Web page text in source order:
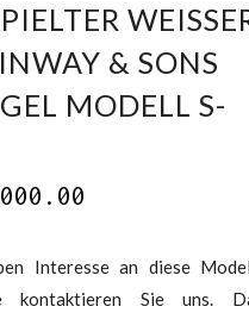
& SONS
MODELL S-
Interesse an diese
kontaktieren Sie uns.